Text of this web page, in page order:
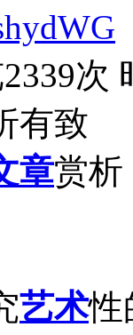
次
有致
章赏析
艺术性